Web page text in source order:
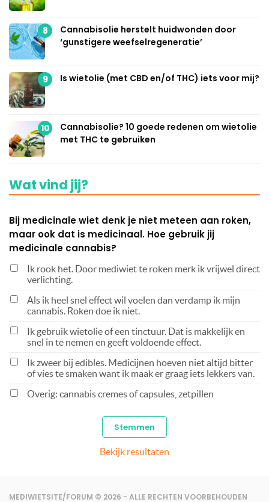
8
Cannabisolie herstelt huidwonden door
‘gunstigere weefselregeneratie’
9 Is wietolie (met CBD en/of THC) iets voor mij?
10
Cannabisolie? 10 goede redenen om wietolie
met THC te gebruiken
Wat vind jij?
Bij medicinale wiet denk je niet meteen aan roken,
maar ook dat is medicinaal. Hoe gebruik jij
medicinale cannabis?
Ik rook het. Door mediwiet te roken merk ik vrijwel direct
verlichting.
Als ik heel snel effect wil voelen dan verdamp ik mijn
cannabis. Roken doe ik niet.
Ik gebruik wietolie of een tinctuur. Dat is makkelijk en
snel in te nemen en geeft voldoende effect.
Ik zweer bij edibles. Medicijnen hoeven niet altijd bitter
of vies te smaken want ik maak er graag iets lekkers van.
Overig: cannabis cremes of capsules, zetpillen
Bekijk resultaten
MEDIWIETSITE/FORUM © 2026 - ALLE RECHTEN VOORBEHOUDEN